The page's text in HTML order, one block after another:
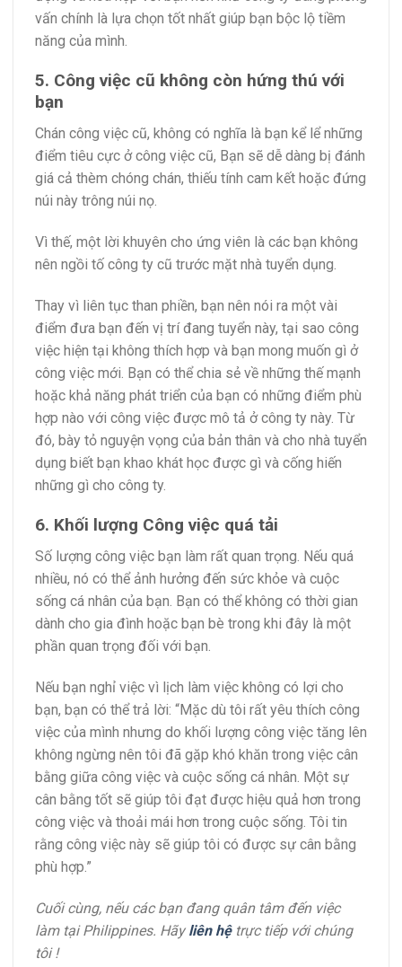
vấn chính là lựa chọn tốt nhất giúp bạn bộc lộ tiềm
năng của mình.
5. Công việc cũ không còn hứng thú với
bạn
Chán công việc cũ, không có nghĩa là bạn kể lể những
điểm tiêu cực ở công việc cũ, Bạn sẽ dễ dàng bị đánh
giá cả thèm chóng chán, thiếu tính cam kết hoặc đứng
núi này trông núi nọ.
Vì thế, một lời khuyên cho ứng viên là các bạn không
nên ngồi tố công ty cũ trước mặt nhà tuyển dụng.
Thay vì liên tục than phiền, bạn nên nói ra một vài
điểm đưa bạn đến vị trí đang tuyển này, tại sao công
việc hiện tại không thích hợp và bạn mong muốn gì ở
công việc mới. Bạn có thể chia sẻ về những thế mạnh
hoặc khả năng phát triển của bạn có những điểm phù
hợp nào với công việc được mô tả ở công ty này. Từ
đó, bày tỏ nguyện vọng của bản thân và cho nhà tuyển
dụng biết bạn khao khát học được gì và cống hiến
những gì cho công ty.
6. Khối lượng Công việc quá tải
Số lượng công việc bạn làm rất quan trọng. Nếu quá
nhiều, nó có thể ảnh hưởng đến sức khỏe và cuộc
sống cá nhân của bạn. Bạn có thể không có thời gian
dành cho gia đình hoặc bạn bè trong khi đây là một
phần quan trọng đối với bạn.
Nếu bạn nghỉ việc vì lịch làm việc không có lợi cho
bạn, bạn có thể trả lời: “Mặc dù tôi rất yêu thích công
việc của mình nhưng do khối lượng công việc tăng lên
không ngừng nên tôi đã gặp khó khăn trong việc cân
bằng giữa công việc và cuộc sống cá nhân. Một sự
cân bằng tốt sẽ giúp tôi đạt được hiệu quả hơn trong
công việc và thoải mái hơn trong cuộc sống. Tôi tin
rằng công việc này sẽ giúp tôi có được sự cân bằng
phù hợp.”
Cuối cùng, nếu các bạn đang quân tâm đến việc
làm tại Philippines. Hãy liên hệ trực tiếp với chúng
tôi !